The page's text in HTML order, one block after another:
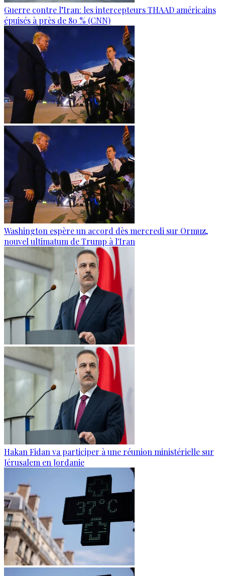
Guerre contre l’Iran: les intercepteurs THAAD américains
épuisés à près de 80 % (CNN)
Washington espère un accord dès mercredi sur Ormuz,
nouvel ultimatum de Trump à l'Iran
Hakan Fidan va participer à une réunion ministérielle sur
Jérusalem en Jordanie